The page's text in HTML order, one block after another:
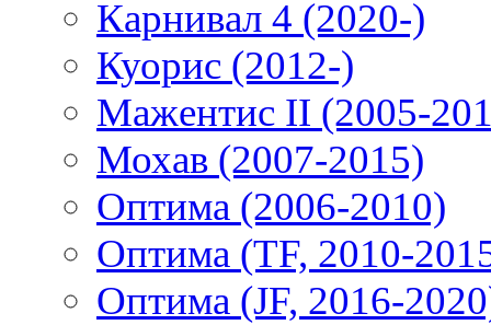
Карнивал 4 (2020-)
Куорис (2012-)
Мажентис II (2005-
Мохав (2007-2015)
Оптима (2006-2010)
Оптима (TF, 2010-
Оптима (JF, 2016-